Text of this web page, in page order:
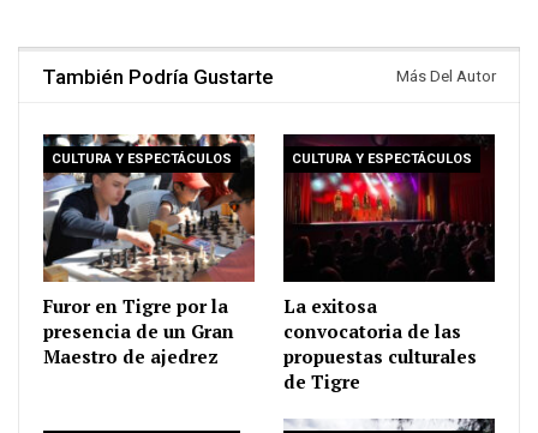
También Podría Gustarte Más Del Autor
CULTURA Y ESPECTÁCULOS
Furor en Tigre por la
presencia de un Gran
Maestro de ajedrez
CULTURA Y ESPECTÁCULOS
La exitosa
convocatoria de las
propuestas culturales
de Tigre